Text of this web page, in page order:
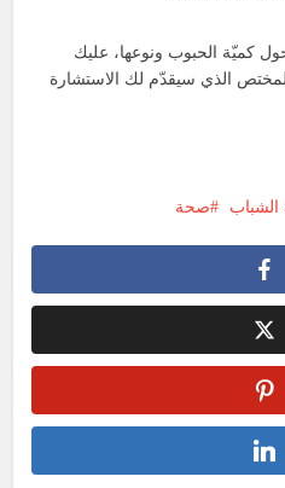
كميّة الحبوب ونوعها، عليك
الذي سيقدّم لك الاستشارة
صحة